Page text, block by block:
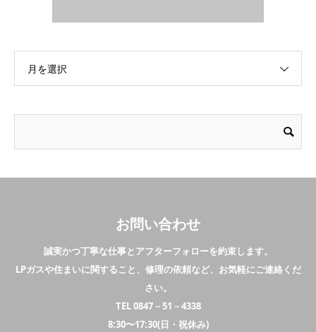
月を選択
お問い合わせ
誠実かつ丁寧な仕事とアフターフォローを約束します。
LPガスや住まいに関すること、修理の依頼など、お気軽にご連絡くだ
さい。
TEL 0847－51－4338
8:30〜17:30(日・祝休み)